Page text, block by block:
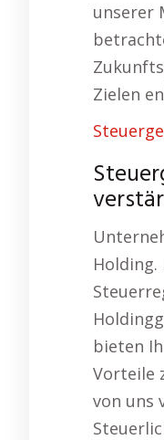
unserer
Zielen
bieten
Vorteile
von uns